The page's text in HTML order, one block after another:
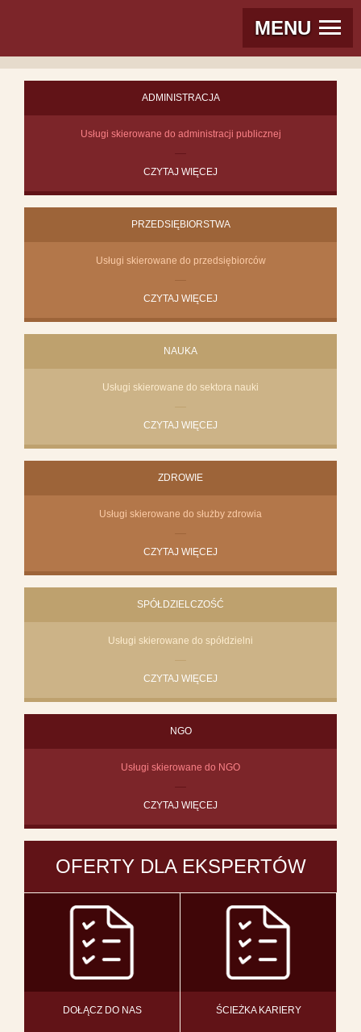
MENU
ADMINISTRACJA
Usługi skierowane do administracji publicznej
CZYTAJ WIĘCEJ
PRZEDSIĘBIORSTWA
Usługi skierowane do przedsiębiorców
CZYTAJ WIĘCEJ
NAUKA
Usługi skierowane do sektora nauki
CZYTAJ WIĘCEJ
ZDROWIE
Usługi skierowane do służby zdrowia
CZYTAJ WIĘCEJ
SPÓŁDZIELCZOŚĆ
Usługi skierowane do spółdzielni
CZYTAJ WIĘCEJ
NGO
Usługi skierowane do NGO
CZYTAJ WIĘCEJ
OFERTY DLA EKSPERTÓW
DOŁĄCZ DO NAS ŚCIEŻKA KARIERY